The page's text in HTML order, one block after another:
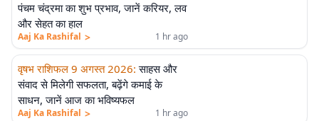
पंचम चंद्रमा का शुभ प्रभाव, जानें करियर, लव
और सेहत का हाल
Aaj Ka Rashifal > 1 hr ago
वृषभ राशिफल 9 अगस्त 2026: साहस और
संवाद से मिलेगी सफलता, बढ़ेंगे कमाई के
साधन, जानें आज का भविष्यफल
Aaj Ka Rashifal > 1 hr ago